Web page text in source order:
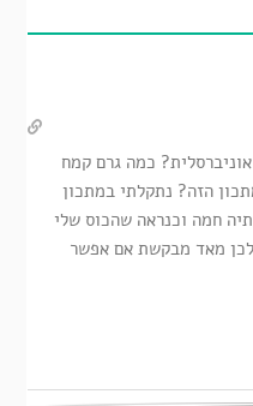
כמה גרם קמח
הזה? נתקלתי במתכון
חמה וכנראה שהכוס שלי
לכן מאד מבקשת אם אפשר